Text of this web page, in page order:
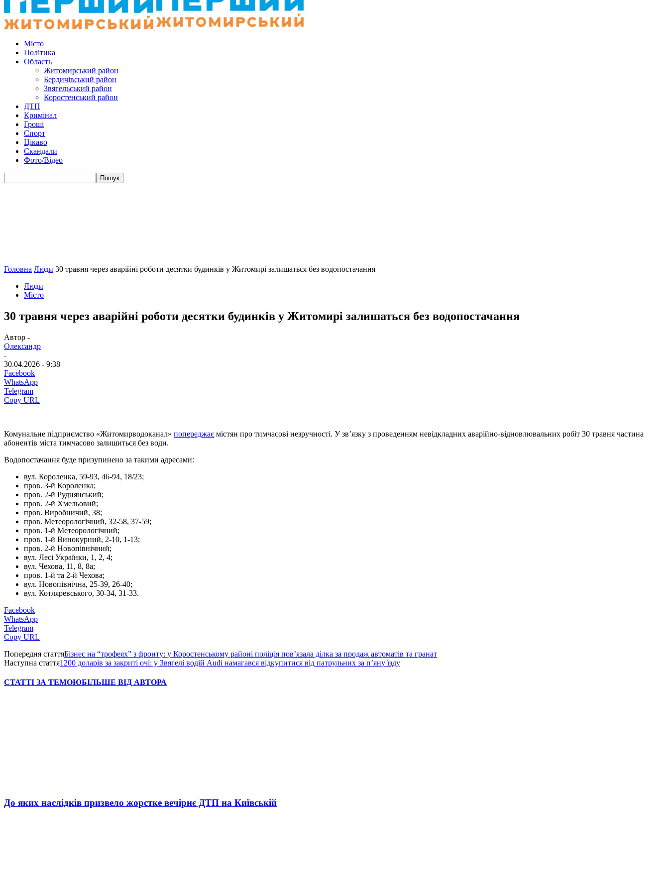
Місто
Політика
Область
Житомирський район
Бердичівський район
Звягельський район
Коростенський район
ДТП
Кримінал
Гроші
Спорт
Цікаво
Скандали
Фото/Відео
Головна Люди 30 травня через аварійні роботи десятки будинків у Житомирі залишаться без водопостачання
Люди
Місто
30 травня через аварійні роботи десятки будинків у Житомирі залишаться без водопостачання
Автор -
Олександр
-
30.04.2026 - 9:38
Facebook
WhatsApp
Telegram
Copy URL
Комунальне підприємство «Житомирводоканал» попереджає містян про тимчасові незручності. У зв’язку з проведенням невідкладних аварійно-відновлювальних робіт 30 травня частина
абонентів міста тимчасово залишиться без води.
Водопостачання буде призупинено за такими адресами:
вул. Короленка, 59-93, 46-94, 18/23;
пров. 3-й Короленка;
пров. 2-й Руднянський;
пров. 2-й Хмельовий;
пров. Виробничий, 38;
пров. Метеорологічний, 32-58, 37-59;
пров. 1-й Метеорологічний;
пров. 1-й Винокурний, 2-10, 1-13;
пров. 2-й Новопівнічний;
вул. Лесі Українки, 1, 2, 4;
вул. Чехова, 11, 8, 8а;
пров. 1-й та 2-й Чехова;
вул. Новопівнічна, 25-39, 26-40;
вул. Котляревського, 30-34, 31-33.
Facebook
WhatsApp
Telegram
Copy URL
Попередня статтяБізнес на “трофеях” з фронту: у Коростенському районі поліція пов’язала ділка за продаж автоматів та гранат
Наступна стаття1200 доларів за закриті очі: у Звягелі водій Audi намагався відкупитися від патрульних за п’яну їзду
СТАТТІ ЗА ТЕМОЮБІЛЬШЕ ВІД АВТОРА
До яких наслідків призвело жорстке вечірнє ДТП на Київській